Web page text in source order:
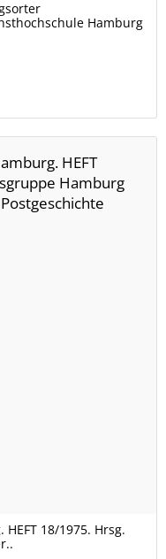
Hamburg
18/1975. Hrsg.